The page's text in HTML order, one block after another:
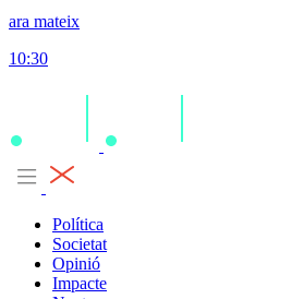
ara mateix
10:30
Política
Societat
Opinió
Impacte